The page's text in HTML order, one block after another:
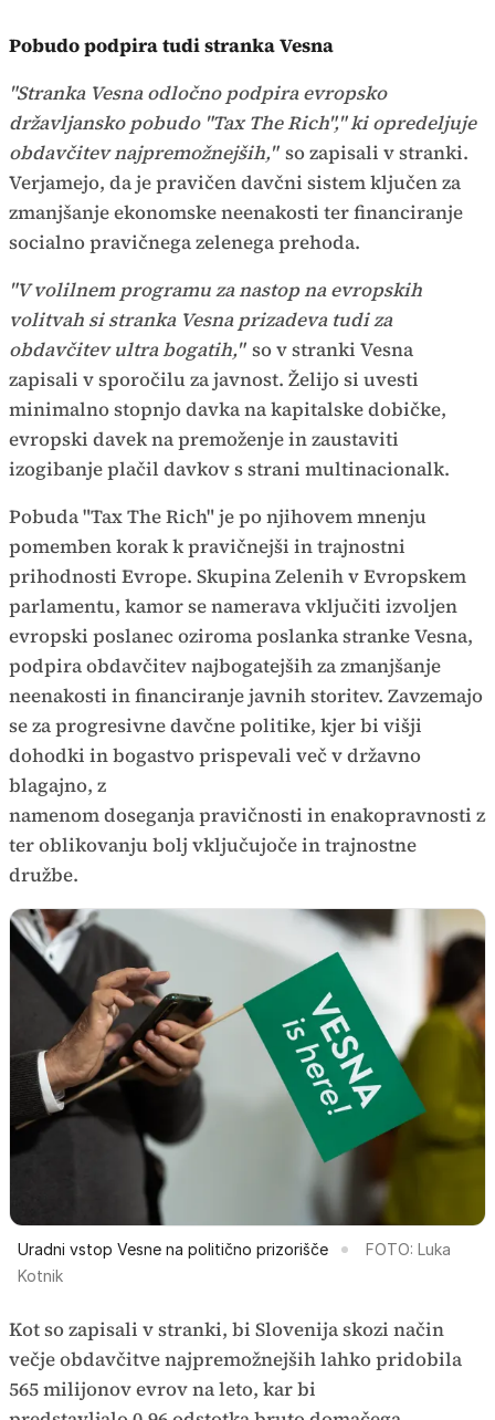
Pobudo podpira tudi stranka Vesna
"Stranka Vesna odločno podpira evropsko
državljansko pobudo "Tax The Rich"," ki opredeljuje
obdavčitev najpremožnejših," so zapisali v stranki.
Verjamejo, da je pravičen davčni sistem ključen za
zmanjšanje ekonomske neenakosti ter financiranje
socialno pravičnega zelenega prehoda.
"V volilnem programu za nastop na evropskih
volitvah si stranka Vesna prizadeva tudi za
obdavčitev ultra bogatih," so v stranki Vesna
zapisali v sporočilu za javnost. Želijo si uvesti
minimalno stopnjo davka na kapitalske dobičke,
evropski davek na premoženje in zaustaviti
izogibanje plačil davkov s strani multinacionalk.
Pobuda "Tax The Rich" je po njihovem mnenju
pomemben korak k pravičnejši in trajnostni
prihodnosti Evrope. Skupina Zelenih v Evropskem
parlamentu, kamor se namerava vključiti izvoljen
evropski poslanec oziroma poslanka stranke Vesna,
podpira obdavčitev najbogatejših za zmanjšanje
neenakosti in financiranje javnih storitev. Zavzemajo
se za progresivne davčne politike, kjer bi višji
dohodki in bogastvo prispevali več v državno
blagajno, z
namenom doseganja pravičnosti in enakopravnosti
ter oblikovanju bolj vključujoče in trajnostne
družbe.
Uradni vstop Vesne na politično prizorišče
FOTO: Luka
Kotnik
Kot so zapisali v stranki, bi Slovenija skozi način
večje obdavčitve najpremožnejših lahko pridobila
565 milijonov evrov na leto, kar bi